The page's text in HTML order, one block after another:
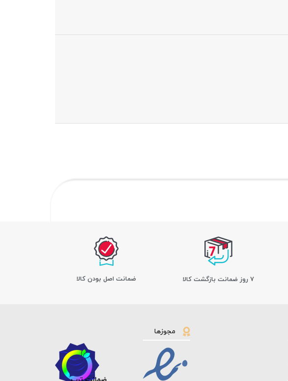
7 روز ضمانت بازگشت کالا ﺿﻤﺎﻧﺖ اﺻﻞ ﺑﻮدن ﮐﺎﻟﺎ
مجوزها